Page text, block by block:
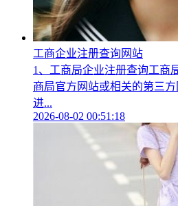
工商企业注册查询网站
1、工商局企业注册查询工商
商局官方网站或相关的第三
进...
2026-08-02 00:51:18